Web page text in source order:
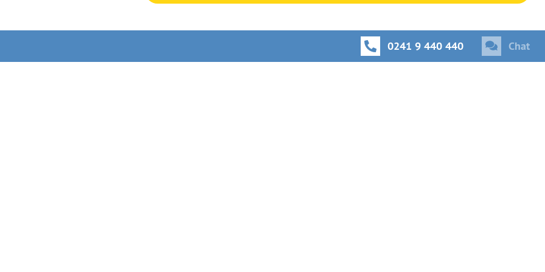
0241 9 440 440 Chat